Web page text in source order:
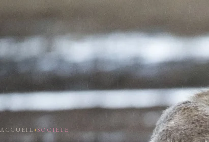
ACCUEIL SOCIETE